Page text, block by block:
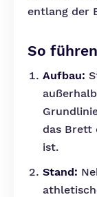
entlang der
So
Aufbau:
das Brett
ist.
Stand: